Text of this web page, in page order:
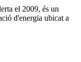
el 2009, és un
d'energia ubicat a